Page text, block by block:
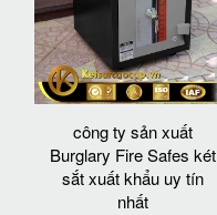
công ty sản xuất
Burglary Fire Safes két
sắt xuất khẩu uy tín
nhất